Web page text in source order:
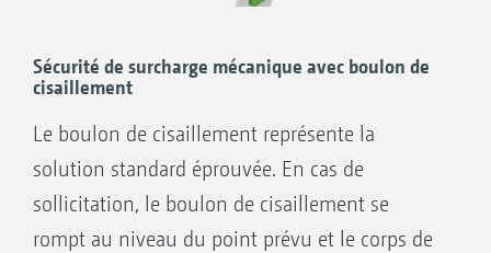
préserve le matériel
Rotules et coussinets sphériques
remplaçables
Boulons de cisaillement supplémentaires
fournis de série
Sécurité de surcharge mécanique avec boulon de
cisaillement
Le boulon de cisaillement représente la
solution standard éprouvée. En cas de
sollicitation, le boulon de cisaillement se
rompt au niveau du point prévu et le corps de